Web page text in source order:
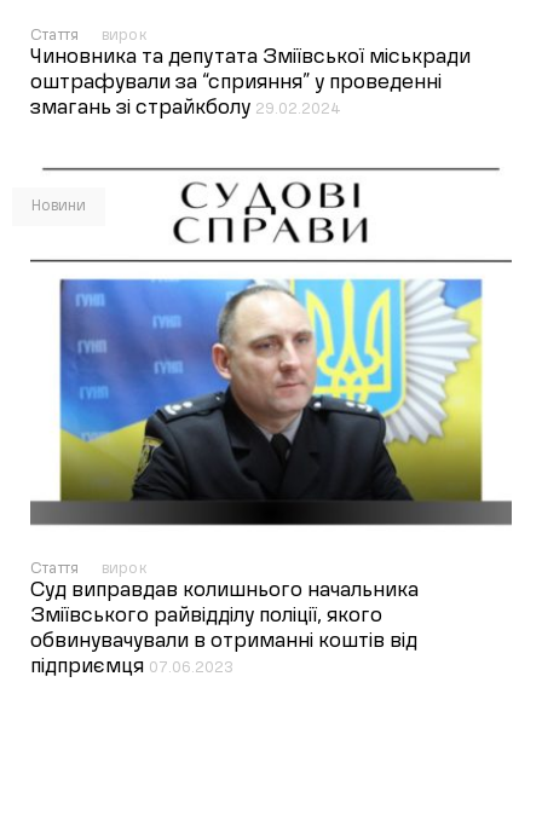
Стаття вирок
Чиновника та депутата Зміївської міськради
оштрафували за “сприяння” у проведенні
змагань зі страйкболу 29.02.2024
Новини
Стаття вирок
Суд виправдав колишнього начальника
Зміївського райвідділу поліції, якого
обвинувачували в отриманні коштів від
підприємця 07.06.2023